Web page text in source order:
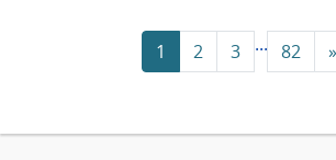
1 2 3 ... 82 »